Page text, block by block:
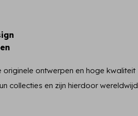
ontwerpen en hoge kwaliteit
collecties en zijn hierdoor wereldwijd